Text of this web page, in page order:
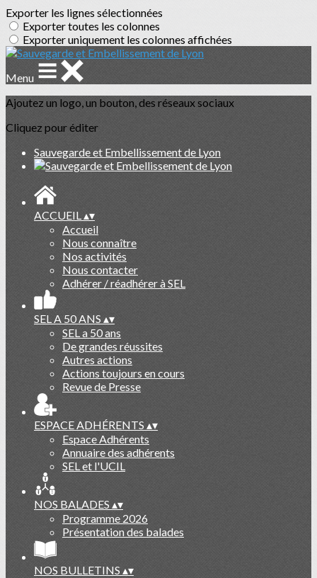
Exporter les lignes sélectionnées
Exporter toutes les colonnes
Exporter uniquement les colonnes affichées
Menu
Ajoutez un logo, un bouton, des réseaux sociaux
Cliquez pour éditer
Sauvegarde et Embellissement de Lyon
ACCUEIL▴▾
Accueil
Nous connaître
Nos activités
Nous contacter
Adhérer / réadhérer à SEL
SEL A 50 ANS ▴▾
SEL a 50 ans
De grandes réussites
Autres actions
Actions toujours en cours
Revue de Presse
ESPACE ADHÉRENTS▴▾
Espace Adhérents
Annuaire des adhérents
SEL et l'UCIL
NOS BALADES ▴▾
Programme 2026
Présentation des balades
NOS BULLETINS ▴▾